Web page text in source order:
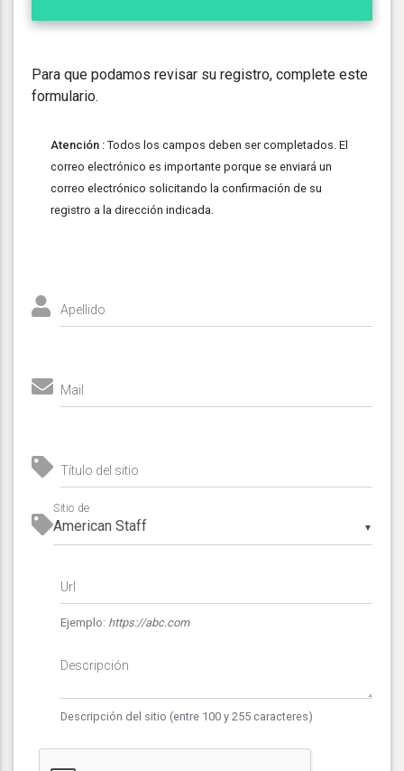
Para que podamos revisar su registro, complete este
formulario.
Atención : Todos los campos deben ser completados. El
correo electrónico es importante porque se enviará un
correo electrónico solicitando la confirmación de su
registro a la dirección indicada.
Apellido
Mail
Título del sitio
▼
Sitio de
Url
Ejemplo: https://abc.com
Descripción
Descripción del sitio (entre 100 y 255 caracteres)